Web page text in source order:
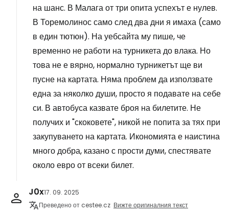
на шанс. В Малага от три опита успехът е нулев.
В Торемолинос само след два дни я имаха (само
в един тютюн). На уебсайта му пише, че
временно не работи на турникета до влака. Но
това не е вярно, нормално турникетът ще ви
пусне на картата. Няма проблем да използвате
една за няколко души, просто я подавате на себе
си. В автобуса казвате броя на билетите. Не
получих и "скоковете", никой не попита за тях при
закупуването на картата. Икономията е наистина
много добра, казано с прости думи, спестявате
около евро от всеки билет.
J0x17. 09. 2025
Преведено от cestee.cz Вижте оригиналния текст